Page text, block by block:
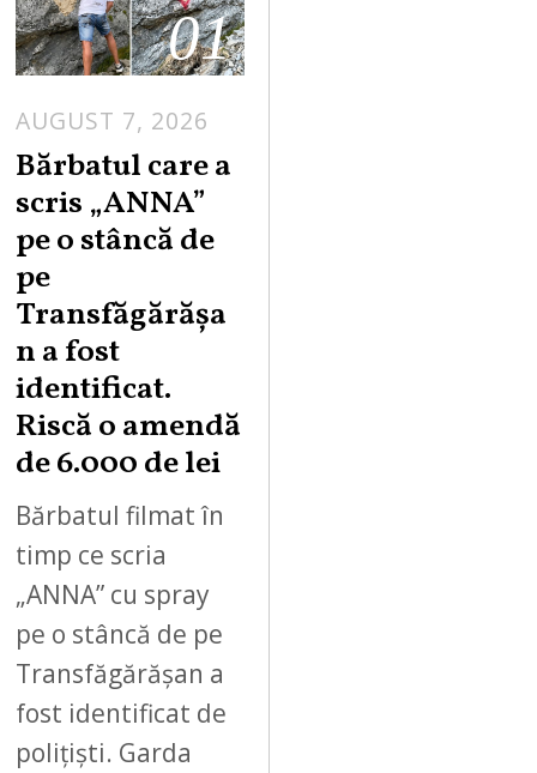
01
AUGUST 7, 2026
Bărbatul care a
scris „ANNA”
pe o stâncă de
pe
Transfăgărășa
n a fost
identificat.
Riscă o amendă
de 6.000 de lei
Bărbatul filmat în
timp ce scria
„ANNA” cu spray
pe o stâncă de pe
Transfăgărășan a
fost identificat de
polițiști. Garda